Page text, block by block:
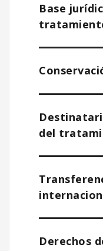
Base
del
Derechos